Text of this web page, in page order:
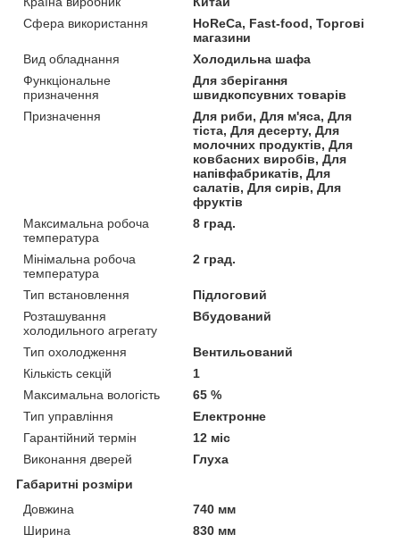
Сфера використання
HoReCa, Fast-food, Торгові
магазини
Вид обладнання
Холодильна шафа
Функціональне
призначення
Для зберігання
швидкопсувних товарів
Призначення
Для риби, Для м'яса, Для
тіста, Для десерту, Для
молочних продуктів, Для
ковбасних виробів, Для
напівфабрикатів, Для
салатів, Для сирів, Для
фруктів
Максимальна робоча
температура
8 град.
Мінімальна робоча
температура
2 град.
Тип встановлення
Підлоговий
Розташування
холодильного агрегату
Вбудований
Тип охолодження
Вентильований
Кількість секцій
1
Максимальна вологість
65 %
Тип управління
Електронне
Гарантійний термін
12 міс
Виконання дверей
Глуха
Габаритні розміри
Довжина
740 мм
Ширина
830 мм